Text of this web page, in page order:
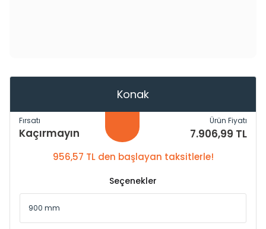
Konak
Fırsatı
Kaçırmayın
Ürün Fiyatı
7.906,99 TL
956,57 TL den başlayan taksitlerle!
Seçenekler